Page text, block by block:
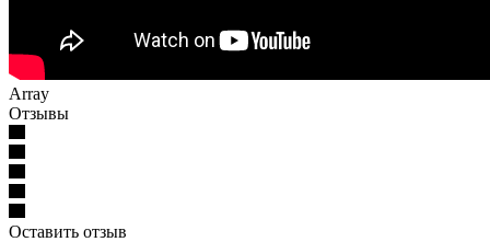
Array
Отзывы
Оставить отзыв